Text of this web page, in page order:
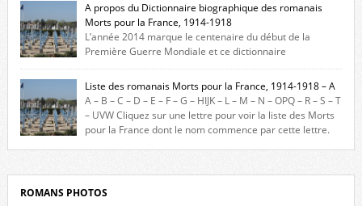
A propos du Dictionnaire biographique des romanais
Morts pour la France, 1914-1918
L’année 2014 marque le centenaire du début de la
Première Guerre Mondiale et ce dictionnaire
biographique veut rendre hommage aux romanais Morts pour la
France durant ce conflit. La base de cette recherche historique est
constituée des noms gravés sur les plaques commémoratives de
l’Hôtel de Ville, du lycée du Dauphiné et du lycée Triboulet, […]
Liste des romanais Morts pour la France, 1914-1918 – A
A – B – C – D – E – F – G – HIJK – L – M – N – OPQ – R – S – T
– UVW Cliquez sur une lettre pour voir la liste des Morts
pour la France dont le nom commence par cette lettre.
ROMANS PHOTOS